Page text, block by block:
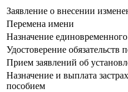
Заявление о внесении
Перемена имени
Назначение
Удостоверение обязательств
Прием заявлений об
Назначение и выплата
пособием